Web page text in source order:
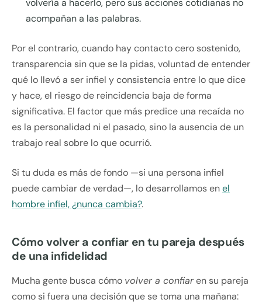
volvería a hacerlo, pero sus acciones cotidianas no
acompañan a las palabras.
Por el contrario, cuando hay contacto cero sostenido,
transparencia sin que se la pidas, voluntad de entender
qué lo llevó a ser infiel y consistencia entre lo que dice
y hace, el riesgo de reincidencia baja de forma
significativa. El factor que más predice una recaída no
es la personalidad ni el pasado, sino la ausencia de un
trabajo real sobre lo que ocurrió.
Si tu duda es más de fondo —si una persona infiel
puede cambiar de verdad—, lo desarrollamos enel
hombre infiel, ¿nunca cambia?.
Cómo volver a confiar en tu pareja después
de una infidelidad
Mucha gente busca cómo volver a confiaren su pareja
como si fuera una decisión que se toma una mañana: